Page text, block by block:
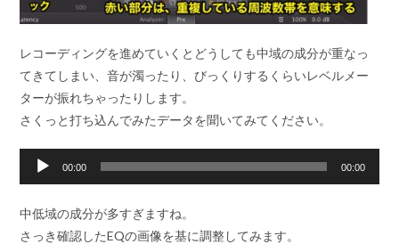
レコーディングを進めていくとどうしても中域の成分が重なっ
てきてしまい、音が濁ったり、びっくりするくらいレベルメー
ターが振れちゃったりします。
さくっと打ち込んでみたデータを聞いてみてください。
声
00:00 00:00
中低域の成分が多すぎますね。
さっき確認したEQの画像を基に調整してみます。